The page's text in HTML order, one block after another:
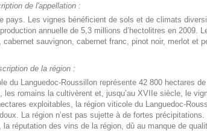
de l'appellation :
pays. Les vignes bénéficient de sols et de climats
annuelle de 5,3 millions d’hectolitres en 2009.
sauvignon, cabernet franc, pinot noir, merlot et
de la région :
du Languedoc-Roussillon représente 42 800 hectares
romains la cultivèrent et, jusqu’au XVIIe siècle, le
exploitables, la région viticole du Languedoc-
La région n’est pas sujette à de fortes
réputation des vins de la région, dû au manque de